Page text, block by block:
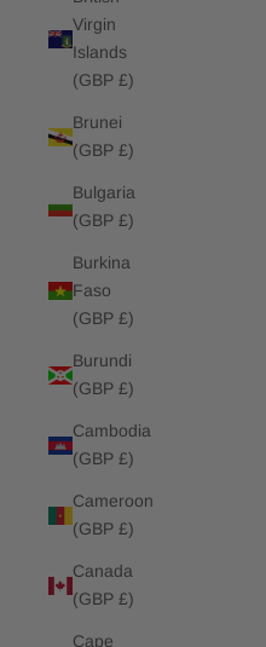
Virgin
Islands
(GBP £)
Brunei
(GBP £)
Bulgaria
(GBP £)
Burkina
Faso
(GBP £)
Burundi
(GBP £)
Cambodia
(GBP £)
Cameroon
(GBP £)
Canada
(GBP £)
Cape